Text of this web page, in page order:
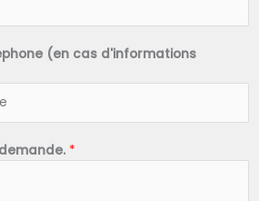
(en cas d'informations
*